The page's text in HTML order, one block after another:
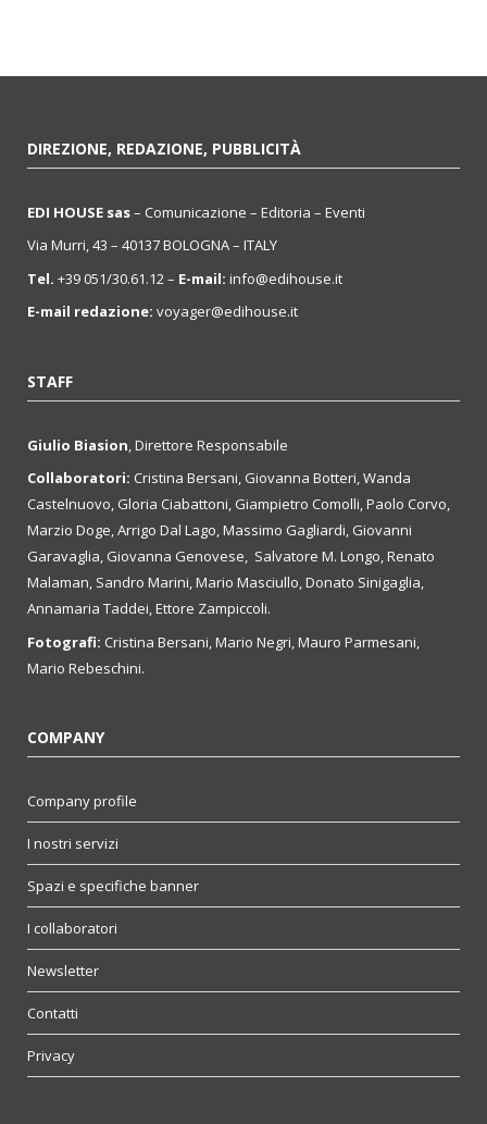
DIREZIONE, REDAZIONE, PUBBLICITÀ
EDI HOUSE sas– Comunicazione – Editoria – Eventi
Via Murri, 43 – 40137 BOLOGNA – ITALY
Tel. +39 051/30.61.12 – E-mail: info@edihouse.it
E-mail redazione: voyager@edihouse.it
STAFF
Giulio Biasion, Direttore Responsabile
Collaboratori: Cristina Bersani, Giovanna Botteri, Wanda
Castelnuovo, Gloria Ciabattoni, Giampietro Comolli, Paolo Corvo,
Marzio Doge, Arrigo Dal Lago, Massimo Gagliardi, Giovanni
Garavaglia, Giovanna Genovese, Salvatore M. Longo, Renato
Malaman, Sandro Marini, Mario Masciullo, Donato Sinigaglia,
Annamaria Taddei, Ettore Zampiccoli.
Fotografi: Cristina Bersani, Mario Negri, Mauro Parmesani,
Mario Rebeschini.
COMPANY
Company profile
I nostri servizi
Spazi e specifiche banner
I collaboratori
Newsletter
Contatti
Privacy